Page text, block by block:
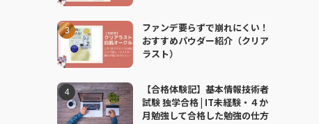
ファンデ要らずで崩れにくい！
おすすめパウダー紹介（クリア
ラスト）
【合格体験記】基本情報技術者
試験 独学合格 | IT未経験・４か
月勉強して合格した勉強の仕方